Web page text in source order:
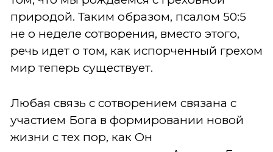
природой. Таким образом, псалом 50:5
не о неделе сотворения, вместо этого,
речь идет о том, как испорченный грехом
мир теперь существует.
Любая связь с сотворением связана с
участием Бога в формировании новой
жизни с тех пор, как Он